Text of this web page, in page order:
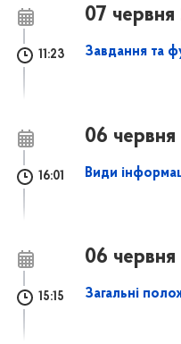
07 червня
11:23 Завдання та
06 червня
16:01 Види
06 червня
15:15 Загальні